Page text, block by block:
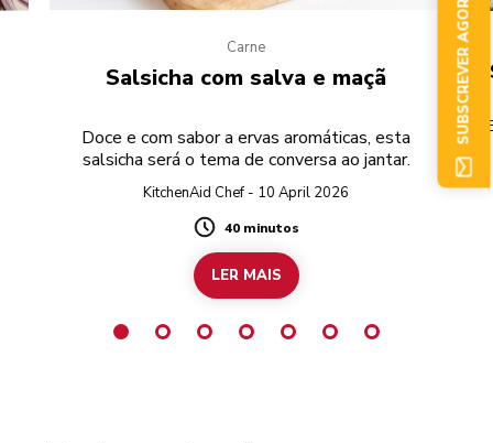
Carne
Salsicha com salva e maçã
Doce e com sabor a ervas aromáticas, esta
salsicha será o tema de conversa ao jantar.
KitchenAid Chef - 10 April 2026
Duration
40 minutos
LER MAIS
SUBSCREVER AGORA